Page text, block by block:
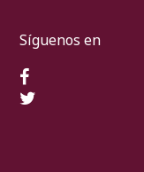
Síguenos en